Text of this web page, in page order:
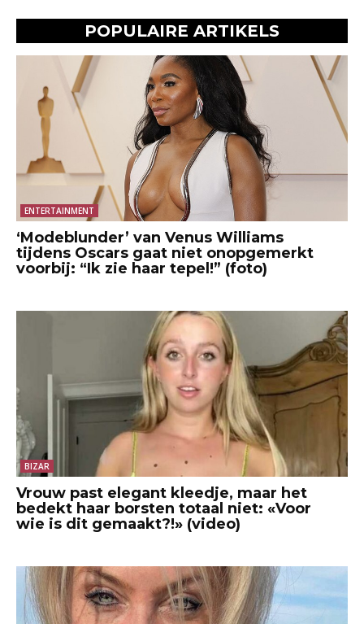
POPULAIRE ARTIKELS
ENTERTAINMENT
‘Modeblunder’ van Venus Williams
tijdens Oscars gaat niet onopgemerkt
voorbij: “Ik zie haar tepel!” (foto)
BIZAR
Vrouw past elegant kleedje, maar het
bedekt haar borsten totaal niet: «Voor
wie is dit gemaakt?!» (video)